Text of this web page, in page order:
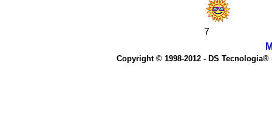
7
Copyright © 1998-2012 - DS Tecnologia®